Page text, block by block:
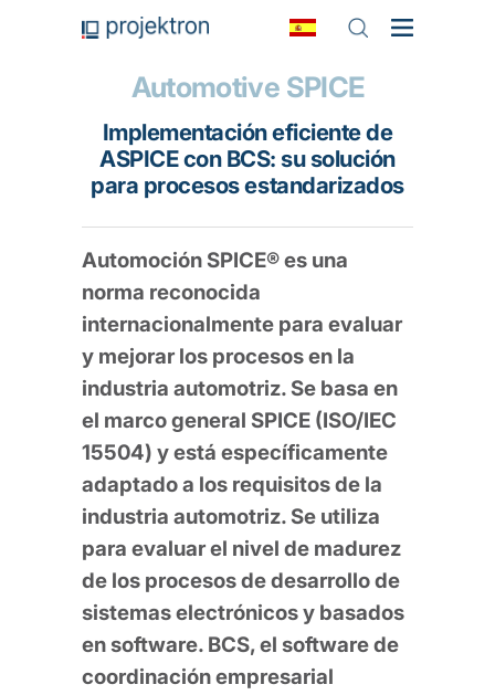
Automotive SPICE
Implementación eficiente de
ASPICE con BCS: su solución
para procesos estandarizados
Automoción SPICE® es una
norma reconocida
internacionalmente para evaluar
y mejorar los procesos en la
industria automotriz. Se basa en
el marco general SPICE (ISO/IEC
15504) y está específicamente
adaptado a los requisitos de la
industria automotriz. Se utiliza
para evaluar el nivel de madurez
de los procesos de desarrollo de
sistemas electrónicos y basados
en software. BCS, el software de
coordinación empresarial